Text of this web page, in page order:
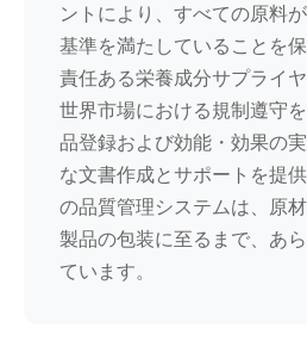
ントにより、すべての原料
基準を満たしていることを保
責任ある栄養成分サプライ
世界市場における規制遵守
品登録および効能・効果の
な文書作成とサポートを提
の品質管理システムは、原
製品の包装に至るまで、あ
ています。